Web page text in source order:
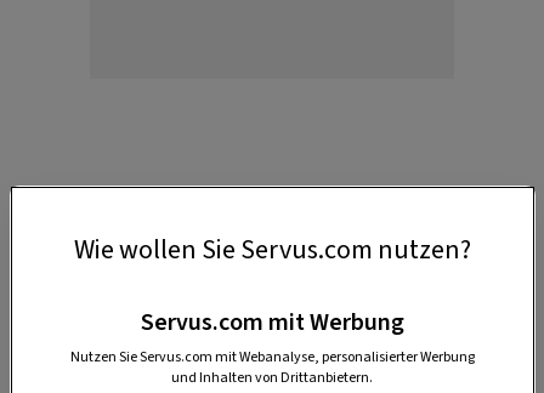
Untersberg an der Grenze zwischen Bayern und
Salzburg auf knapp 2.000 Meter Höhe. Kein
anderer Berg in Österreich ist von so vielen
Wie wollen Sie Servus.com nutzen?
Servus.com mit Werbung
Nutzen Sie Servus.com mit Webanalyse, personalisierter Werbung
und Inhalten von Drittanbietern.